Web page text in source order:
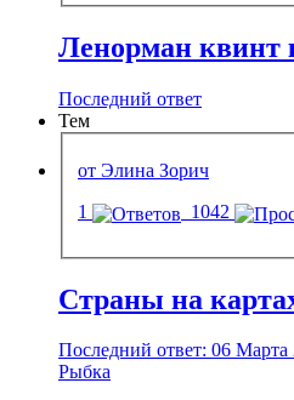
Ленорман квинт
Последний ответ
Тем
от Элина Зорич
1
1042
Страны на
Последний ответ: 06 Марта
Рыбка